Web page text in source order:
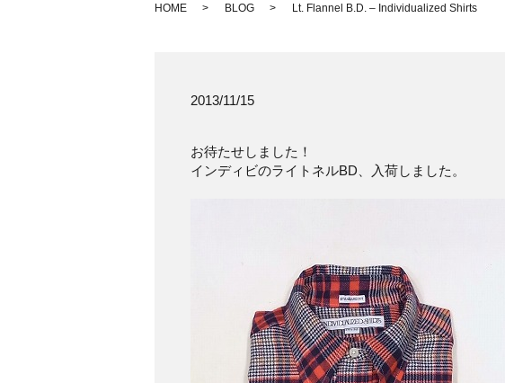
HOME BLOG Lt. Flannel B.D. – Individualized Shirts
2013/11/15
お待たせしました！
インディビのライトネルBD、入荷しました。